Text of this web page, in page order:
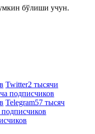
бўлиши учун.
Twitter2 тысячи
подписчиков
Telegram57 тысяч